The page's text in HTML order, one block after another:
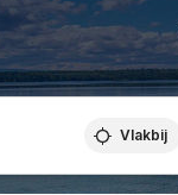
Vlakbij